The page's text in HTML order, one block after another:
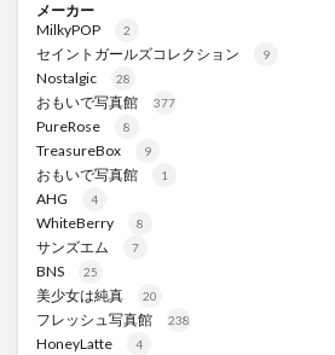
メーカー
MilkyPOP
2
セイントガールズコレクション 9
Nostalgic 28
おもいで写真館 377
PureRose 8
TreasureBox 9
おもいで写真館 1
AHG 4
WhiteBerry 8
サンズエム 7
BNS 25
美少女は純真 20
フレッシュ写真館 238
HoneyLatte 4